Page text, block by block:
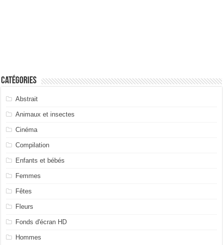
Catégories
Abstrait
Animaux et insectes
Cinéma
Compilation
Enfants et bébés
Femmes
Fêtes
Fleurs
Fonds d'écran HD
Hommes